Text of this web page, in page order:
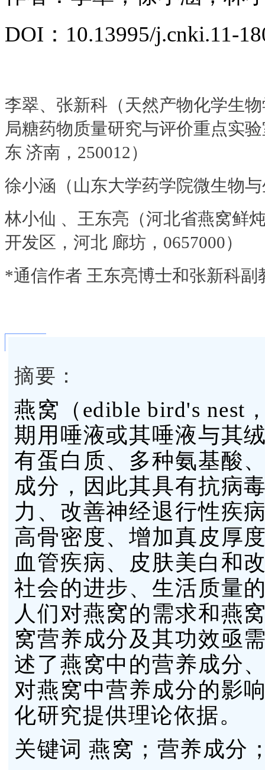
DOI：10.13995/j.cnki.11-
李翠、张新科（天然产物化学生
局糖药物质量研究与评价重点实
东 济南，250012）
徐小涵（山东大学药学院微生物
林小仙 、王东亮（河北省燕窝鲜
开发区，河北 廊坊，0657000）
*通信作者 王东亮博士和张新科副
摘要：
燕窝（edible bird's nest
期用唾液或其唾液与其
有蛋白质、多种氨基酸
成分，因此其具有抗病
力、改善神经退行性疾
高骨密度、增加真皮厚
血管疾病、皮肤美白和
社会的进步、生活质量
人们对燕窝的需求和燕
窝营养成分及其功效亟
述了燕窝中的营养成分
对燕窝中营养成分的影
化研究提供理论依据。
关键词 燕窝；营养成分